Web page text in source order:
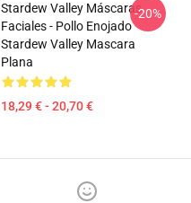
Stardew Valley Máscaras
Faciales - Pollo Enojado
Stardew Valley Mascara
Plana
18,29 € - 20,70 €
-20%